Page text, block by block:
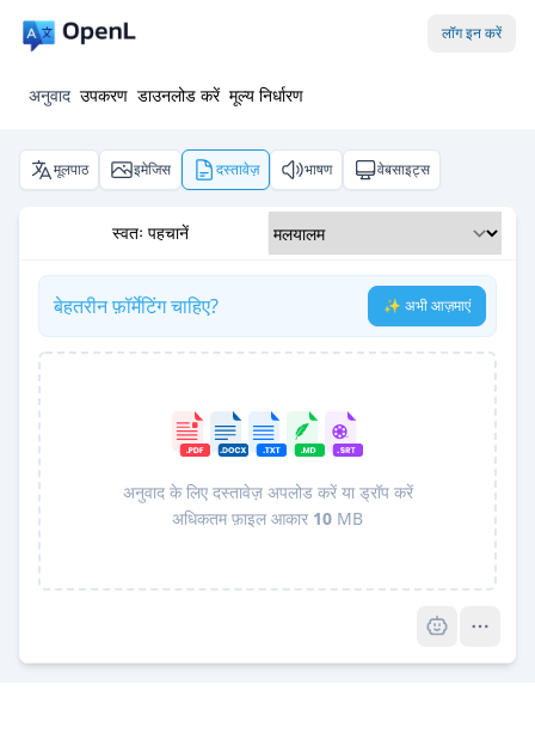
लॉग इन करें
अनुवाद उपकरण डाउनलोड करें मूल्य निर्धारण
मूलपाठ इमेजिस दस्तावेज़ भाषण वेबसाइट्स
स्वतः पहचानें
बेहतरीन फ़ॉर्मेटिंग चाहिए? ✨ अभी आज़माएं
अनुवाद के लिए दस्तावेज़ अपलोड करें या ड्रॉप करें
अधिकतम फ़ाइल आकार 10 MB